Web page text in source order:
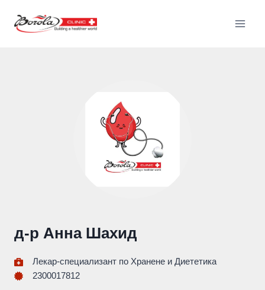
д-р Анна Шахид
Лекар-специализант по Хранене и Диететика
2300017812